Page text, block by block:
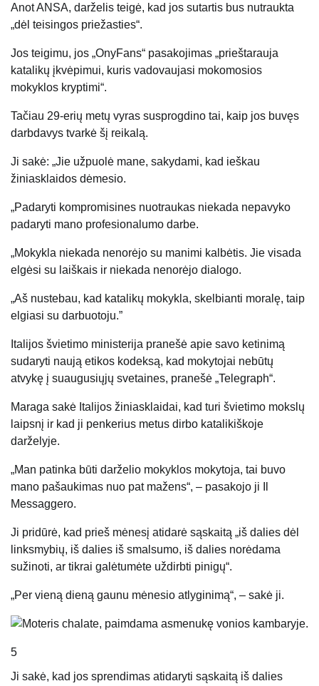
Anot ANSA, darželis teigė, kad jos sutartis bus nutraukta
„dėl teisingos priežasties“.
Jos teigimu, jos „OnyFans“ pasakojimas „prieštarauja
katalikų įkvėpimui, kuris vadovaujasi mokomosios
mokyklos kryptimi“.
Tačiau 29-erių metų vyras susprogdino tai, kaip jos buvęs
darbdavys tvarkė šį reikalą.
Ji sakė: „Jie užpuolė mane, sakydami, kad ieškau
žiniasklaidos dėmesio.
„Padaryti kompromisines nuotraukas niekada nepavyko
padaryti mano profesionalumo darbe.
„Mokykla niekada nenorėjo su manimi kalbėtis. Jie visada
elgėsi su laiškais ir niekada nenorėjo dialogo.
„Aš nustebau, kad katalikų mokykla, skelbianti moralę, taip
elgiasi su darbuotoju.”
Italijos švietimo ministerija pranešė apie savo ketinimą
sudaryti naują etikos kodeksą, kad mokytojai nebūtų
atvykę į suaugusiųjų svetaines, pranešė „Telegraph“.
Maraga sakė Italijos žiniasklaidai, kad turi švietimo mokslų
laipsnį ir kad ji penkerius metus dirbo katalikiškoje
darželyje.
„Man patinka būti darželio mokyklos mokytoja, tai buvo
mano pašaukimas nuo pat mažens“, – pasakojo ji Il
Messaggero.
Ji pridūrė, kad prieš mėnesį atidarė sąskaitą „iš dalies dėl
linksmybių, iš dalies iš smalsumo, iš dalies norėdama
sužinoti, ar tikrai galėtumėte uždirbti pinigų“.
„Per vieną dieną gaunu mėnesio atlyginimą“, – sakė ji.
5
Ji sakė, kad jos sprendimas atidaryti sąskaitą iš dalies